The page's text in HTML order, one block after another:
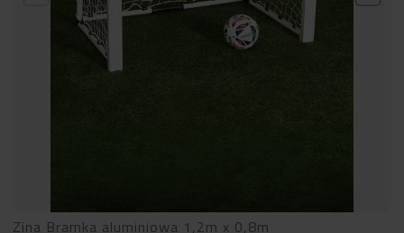
Zina Bramka aluminiowa 1,2m x 0,8m